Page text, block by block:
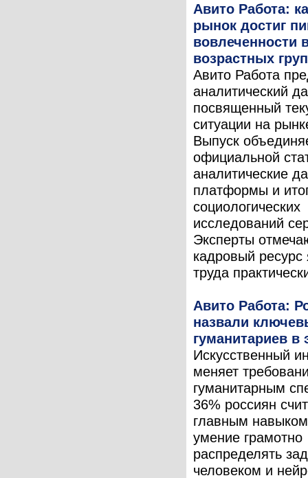
Авито Работа:
рынок достиг
вовлеченности
возрастных
Авито Работа
аналитический
посвященный
ситуации на
Выпуск
официальной
аналитические
платформы и
социологических
исследований
Эксперты
кадровый
труда
Авито Работа:
назвали
гуманитариев в
Искусственный
меняет
гуманитарным
36% россиян
главным
умение грамотно
распределять
человеком и